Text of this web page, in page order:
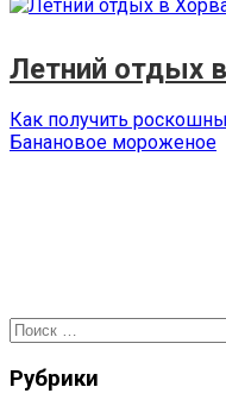
Летний отдых
Навигация
по
Предыдущая
запись:
Как получить
Следующая
Банановое мороженое
Рубрики